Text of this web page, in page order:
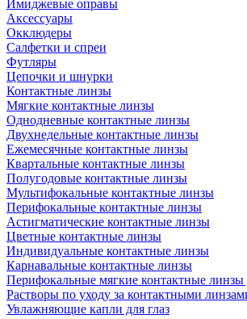
Имиджевые оправы
Аксессуары
Окклюдеры
Салфетки и спреи
Футляры
Цепочки и шнурки
Контактные линзы
Мягкие контактные линзы
Однодневные контактные линзы
Двухнедельные контактные линзы
Ежемесячные контактные линзы
Квартальные контактные линзы
Полугодовые контактные линзы
Мультифокальные контактные линзы
Перифокальные контактные линзы
Астигматические контактные линзы
Цветные контактные линзы
Индивидуальные контактные линзы
Карнавальные контактные линзы
Перифокальные мягкие контактные линзы
Растворы по уходу за контактными
Увлажняющие капли для глаз